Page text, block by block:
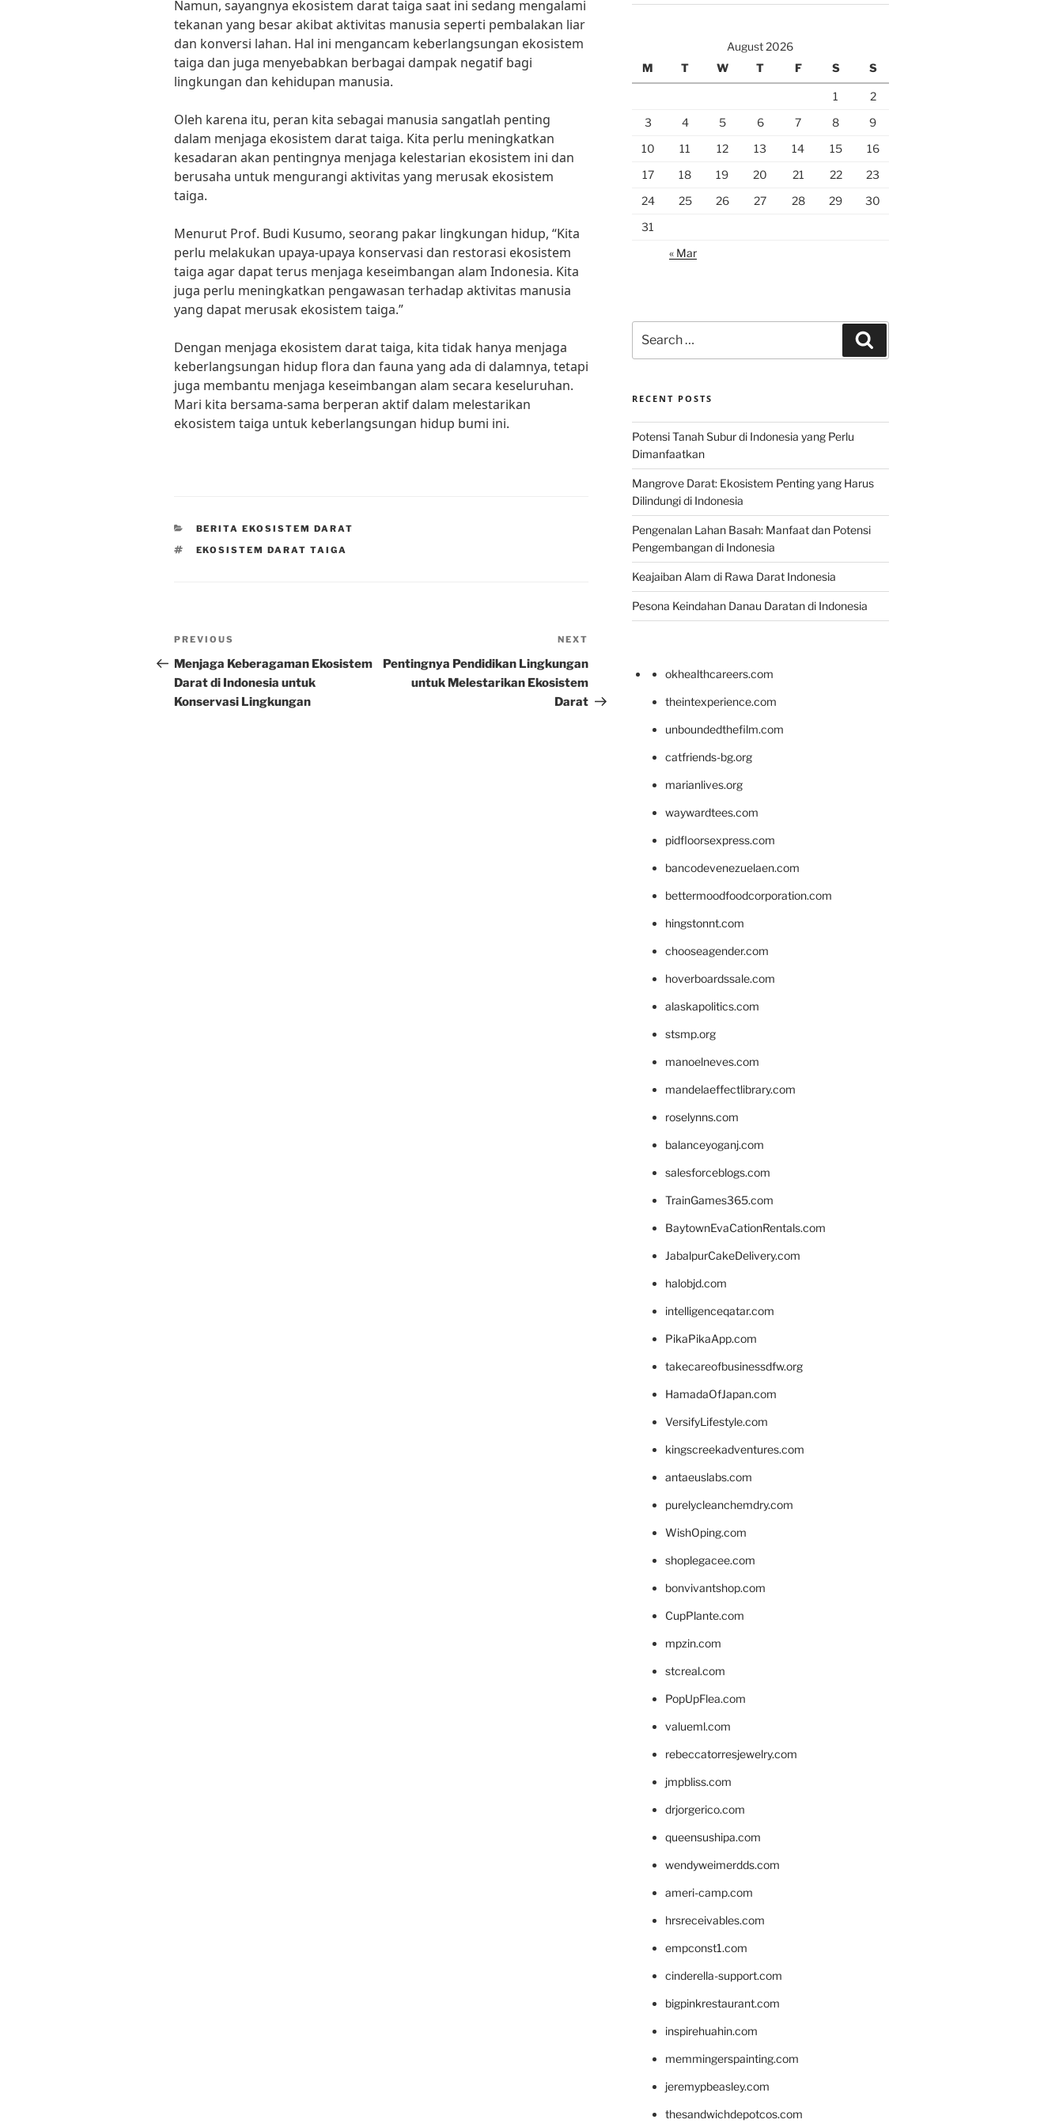
Namun, sayangnya ekosistem darat taiga saat ini sedang mengalami
tekanan yang besar akibat aktivitas manusia seperti pembalakan liar
dan konversi lahan. Hal ini mengancam keberlangsungan ekosistem
taiga dan juga menyebabkan berbagai dampak negatif bagi
lingkungan dan kehidupan manusia.
Oleh karena itu, peran kita sebagai manusia sangatlah penting
dalam menjaga ekosistem darat taiga. Kita perlu meningkatkan
kesadaran akan pentingnya menjaga kelestarian ekosistem ini dan
berusaha untuk mengurangi aktivitas yang merusak ekosistem
taiga.
Menurut Prof. Budi Kusumo, seorang pakar lingkungan hidup, “Kita
perlu melakukan upaya-upaya konservasi dan restorasi ekosistem
taiga agar dapat terus menjaga keseimbangan alam Indonesia. Kita
juga perlu meningkatkan pengawasan terhadap aktivitas manusia
yang dapat merusak ekosistem taiga.”
Dengan menjaga ekosistem darat taiga, kita tidak hanya menjaga
keberlangsungan hidup flora dan fauna yang ada di dalamnya, tetapi
juga membantu menjaga keseimbangan alam secara keseluruhan.
Mari kita bersama-sama berperan aktif dalam melestarikan
ekosistem taiga untuk keberlangsungan hidup bumi ini.
CATEGORIES
BERITA EKOSISTEM DARAT
TAGS
EKOSISTEM DARAT TAIGA
Post
navigation
Previous
Post
PREVIOUS
Menjaga Keberagaman Ekosistem
Darat di Indonesia untuk
Konservasi Lingkungan
Post
NEXT
Pentingnya Pendidikan Lingkungan
untuk Melestarikan Ekosistem
Darat
August 2026
M
T W T F S S
1
2
3
4 5 6 7 8
9
10
11 12 13 14 15
16
17
18 19 20 21 22
23
24
25 26 27 28 29
30
31
« Mar
for:
RECENT POSTS
Potensi Tanah Subur di Indonesia yang Perlu
Dimanfaatkan
Mangrove Darat: Ekosistem Penting yang Harus
Dilindungi di Indonesia
Pengenalan Lahan Basah: Manfaat dan Potensi
Pengembangan di Indonesia
Keajaiban Alam di Rawa Darat Indonesia
Pesona Keindahan Danau Daratan di Indonesia
okhealthcareers.com
theintexperience.com
unboundedthefilm.com
catfriends-bg.org
marianlives.org
waywardtees.com
pidfloorsexpress.com
bancodevenezuelaen.com
bettermoodfoodcorporation.com
hingstonnt.com
chooseagender.com
hoverboardssale.com
alaskapolitics.com
stsmp.org
manoelneves.com
mandelaeffectlibrary.com
roselynns.com
balanceyoganj.com
salesforceblogs.com
TrainGames365.com
BaytownEvaCationRentals.com
JabalpurCakeDelivery.com
halobjd.com
intelligenceqatar.com
PikaPikaApp.com
takecareofbusinessdfw.org
HamadaOfJapan.com
VersifyLifestyle.com
kingscreekadventures.com
antaeuslabs.com
purelycleanchemdry.com
WishOping.com
shoplegacee.com
bonvivantshop.com
CupPlante.com
mpzin.com
stcreal.com
PopUpFlea.com
valueml.com
rebeccatorresjewelry.com
jmpbliss.com
drjorgerico.com
queensushipa.com
wendyweimerdds.com
ameri-camp.com
hrsreceivables.com
empconst1.com
cinderella-support.com
bigpinkrestaurant.com
inspirehuahin.com
memmingerspainting.com
jeremypbeasley.com
thesandwichdepotcos.com